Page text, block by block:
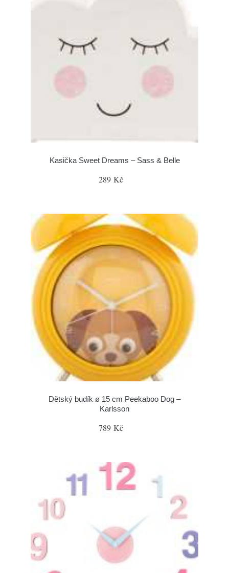
Kasička Sweet Dreams – Sass & Belle
289 Kč
Dětský budík ø 15 cm Peekaboo Dog –
Karlsson
789 Kč